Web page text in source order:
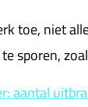
toe, niet
sporen,
aantal